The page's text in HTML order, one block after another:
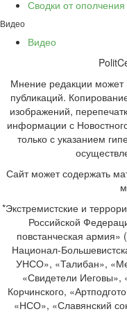
Сводки от ополчения
Видео
Видео
Мнение редакции может
публикаций.
изображений,
информации с
только с указанием
Сайт может содержать
*Экстремистские и
Российской
повстанческая
Национал-
УНСО», «Талибан»,
«Свидетели Иеговы»,
Корчинского,
«НСО», «Славянский